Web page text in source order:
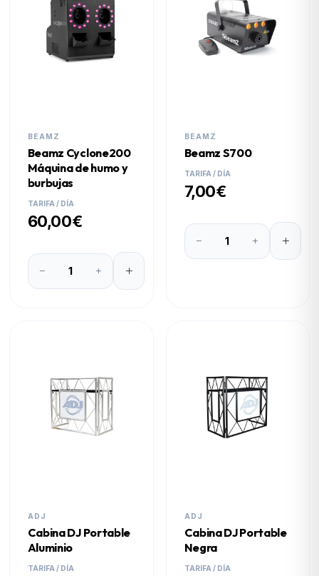
BEAMZ
Beamz Cyclone200
Máquina de humo y
burbujas
TARIFA / DÍA
60,00€
BEAMZ
Beamz S700
TARIFA / DÍA
7,00€
ADJ
Cabina DJ Portable
Aluminio
TARIFA / DÍA
ADJ
Cabina DJ Portable
Negra
TARIFA / DÍA